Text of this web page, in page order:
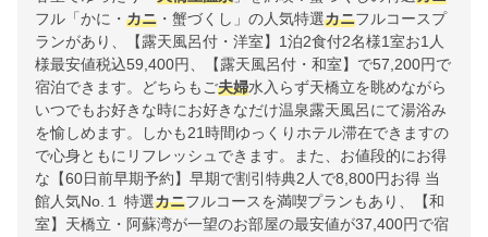
フル「かに・ カニ ・蟹づくし」の人気特選カニフルコースプ
ランがあり、【露天風呂付・洋室】1泊2食付2名様1室お1人
様最安値税込59,400円、【露天風呂付・和室】で57,200円で
宿泊できます。どちらもご夫婦水入らず天橋立を眺めながら
いつでもお好きな時にお好きなだけ温泉露天風呂にて湯浴み
を愉しめます。しかも21時間ゆっくりホテル滞在できますの
で心身ともにリフレッシュできます。また、お値段的にお得
な【60日前早期予約】早期で割引特典2人で8,800円お得 当
館人気No.１ 特選カニフルコースを満喫プランもあり、【和
室】天橋立・阿蘇湾が一望のお部屋の最安値が37,400円で宿